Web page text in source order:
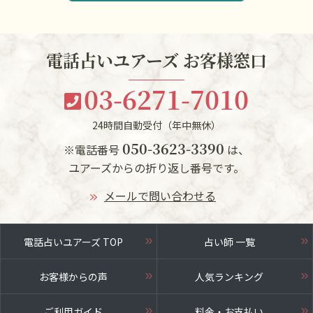
電話占いユアーズ お客様窓口
03-6271-7010
24時間自動受付（年中無休）
※電話番号 050-3623-3390 は、
ユアーズからの折り返し番号です。
メールで問い合わせる
電話占いユアーズ TOP 占い師 一覧
お客様からの声 人気ランキング